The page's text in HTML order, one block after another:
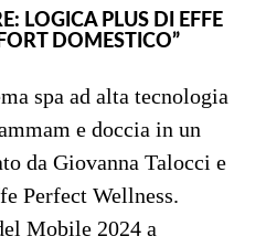
LOGICA PLUS DI EFFE
DOMESTICO”
spa ad alta tecnologia
e doccia in un
da Giovanna Talocci e
Perfect Wellness.
Mobile 2024 a